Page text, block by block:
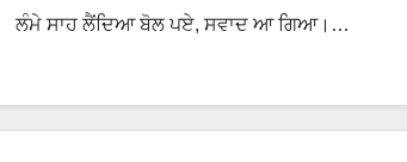
ਲੰਮੇ ਸਾਹ ਲੈਂਦਿਆ ਬੋਲ ਪਏ, ਸਵਾਦ ਆ ਗਿਆ।…